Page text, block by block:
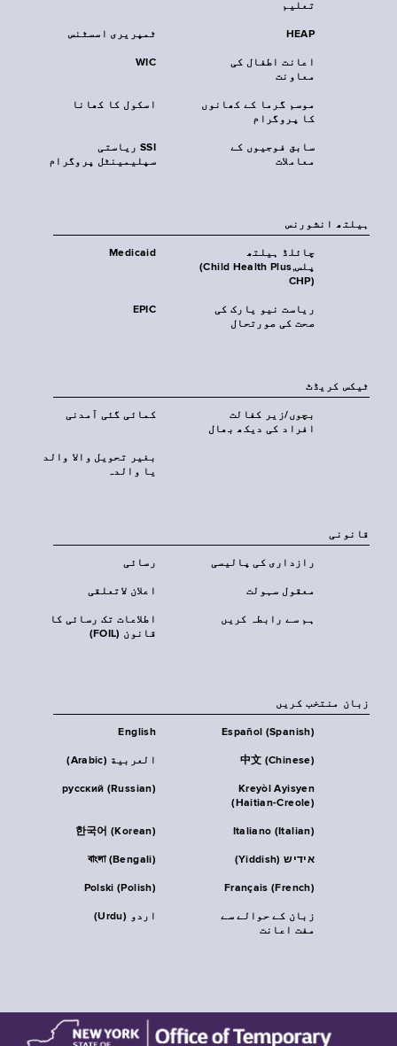
تعلیم
ٹمپریری اسسٹنس HEAP
WIC
اعانت اطفال کی
معاونت
اسکول کا کھانا
موسم گرما کے کھانوں
کا پروگرام
SSI ریاستی
سپلیمینٹل پروگرام
سابق فوجیوں کے
معاملات
‏ہیلتھ انشورنس
Medicaid
چائلڈ ہیلتھ
پلس‎(Child Health Plus,
CHP)‎
EPIC
ریاست نیو یارک کی
صحت کی صورتحال
ٹیکس کریڈٹ
کمائی گئی آمدنی
بچوں/زیر کفالت
افراد کی دیکھ بھال
بغیر تحویل والا والد
یا والدہ
قانونی
رسائی رازداری کی پالیسی
اعلان لاتعلقی معقول سہولت
اطلاعات تک رسائی کا
قانون (FOIL)
ہم سے رابطہ کریں
زبان منتخب کریں
English Español (Spanish)
العربية (Arabic) 中文 (Chinese)
русский (Russian)
Kreyòl Ayisyen
(Haitian-Creole)
한국어 (Korean) Italiano (Italian)
বাংলা (Bengali) אידיש (Yiddish)
Polski (Polish) Français (French)
اردو (Urdu)
زبان کے حوالے سے
مفت اعانت